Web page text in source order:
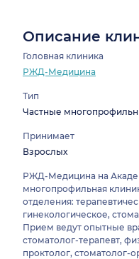
Описание
Головная клиника
РЖД-Медицина
Тип
Частные
Принимает
Взрослых
РЖД-Медицина на
многопрофильная
отделения:
гинекологическое,
Прием ведут опытные
стоматолог-терапевт,
проктолог, стоматолог-